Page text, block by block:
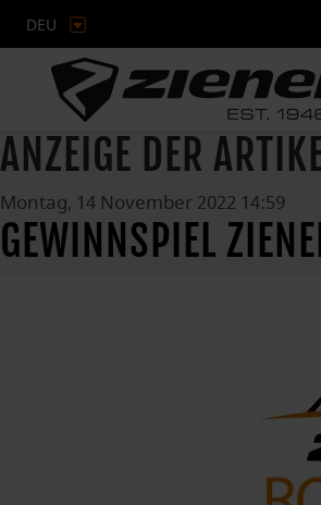
DEU
ANZEIGE DER
Montag, 14 November 2022 14:59
GEWINNSPIEL